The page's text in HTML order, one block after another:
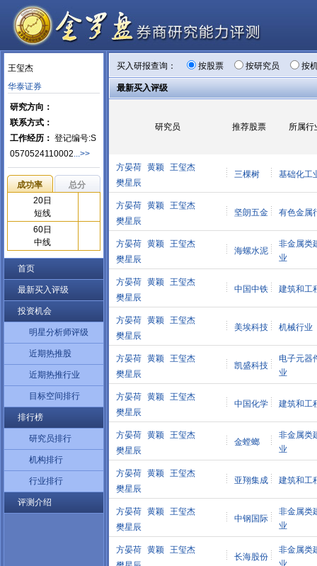
王玺杰
华泰证券
研究方向：
联系方式：
工作经历： 登记编号:S
0570524110002...>>
成功率
总分
20日
短线
60日
中线
首页
最新买入评级
投资机会
明星分析师评级
近期热推股
近期热推行业
目标空间排行
排行榜
研究员排行
机构排行
行业排行
评测介绍
买入研报查询： 按股票 按研究员 按
最新买入评级
研究员 推荐股票 所属行
方晏荷 黄颖 王玺杰
樊星辰
三棵树 基础化工
方晏荷 黄颖 王玺杰
樊星辰
坚朗五金 有色金属
方晏荷 黄颖 王玺杰
樊星辰
海螺水泥
非金属类
业
方晏荷 黄颖 王玺杰
樊星辰
中国中铁 建筑和工
方晏荷 黄颖 王玺杰
樊星辰
美埃科技 机械行业
方晏荷 黄颖 王玺杰
樊星辰
凯盛科技
电子元器
业
方晏荷 黄颖 王玺杰
樊星辰
中国化学 建筑和工
方晏荷 黄颖 王玺杰
樊星辰
金螳螂
非金属类
业
方晏荷 黄颖 王玺杰
樊星辰
亚翔集成 建筑和工
方晏荷 黄颖 王玺杰
樊星辰
中钢国际
非金属类
业
方晏荷 黄颖 王玺杰
长海股份
非金属类
业